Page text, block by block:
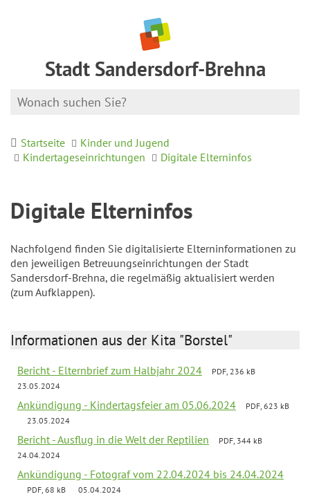
Stadt Sandersdorf-Brehna
Startseite
Kinder und Jugend
Kindertageseinrichtungen
Digitale Elterninfos
Digitale Elterninfos
Nachfolgend finden Sie digitalisierte Elterninformationen zu
den jeweiligen Betreuungseinrichtungen der Stadt
Sandersdorf-Brehna, die regelmäßig aktualisiert werden
(zum Aufklappen).
Informationen aus der Kita "Borstel"
Bericht - Elternbrief zum Halbjahr 2024
PDF, 236 kB
23.05.2024
Ankündigung - Kindertagsfeier am 05.06.2024
PDF, 623 kB
23.05.2024
Bericht - Ausflug in die Welt der Reptilien
PDF, 344 kB
24.04.2024
Ankündigung - Fotograf vom 22.04.2024 bis 24.04.2024
PDF, 68 kB 05.04.2024